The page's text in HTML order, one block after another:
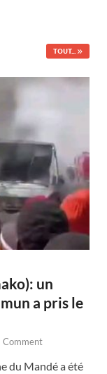
TOUT...
un
a pris le
Comment
du Mandé a été